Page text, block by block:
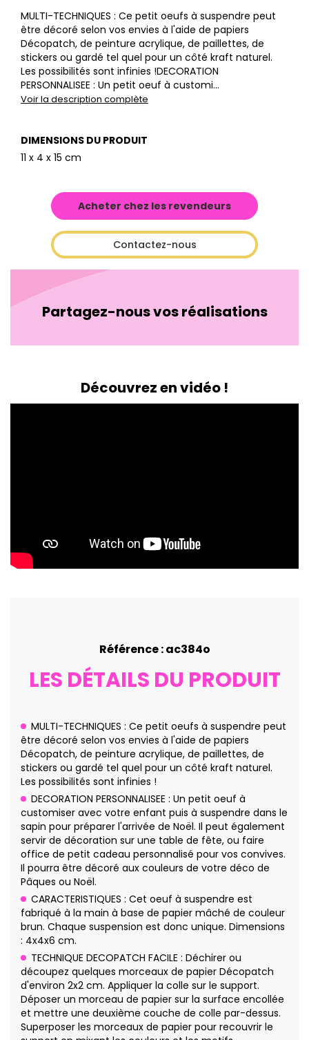
MULTI-TECHNIQUES : Ce petit oeufs à suspendre peut
être décoré selon vos envies à l'aide de papiers
Décopatch, de peinture acrylique, de paillettes, de
stickers ou gardé tel quel pour un côté kraft naturel.
Les possibilités sont infinies !DECORATION
PERSONNALISEE : Un petit oeuf à customi...
Voir la description complète
DIMENSIONS DU PRODUIT
11 x 4 x 15 cm
Acheter chez les revendeurs
Contactez-nous
Partagez-nous vos réalisations
Découvrez en vidéo !
Référence : ac384o
LES DÉTAILS DU PRODUIT
MULTI-TECHNIQUES : Ce petit oeufs à suspendre peut
être décoré selon vos envies à l'aide de papiers
Décopatch, de peinture acrylique, de paillettes, de
stickers ou gardé tel quel pour un côté kraft naturel.
Les possibilités sont infinies !
DECORATION PERSONNALISEE : Un petit oeuf à
customiser avec votre enfant puis à suspendre dans le
sapin pour préparer l'arrivée de Noël. Il peut également
servir de décoration sur une table de fête, ou faire
office de petit cadeau personnalisé pour vos convives.
Il pourra être décoré aux couleurs de votre déco de
Pâques ou Noël.
CARACTERISTIQUES : Cet oeuf à suspendre est
fabriqué à la main à base de papier mâché de couleur
brun. Chaque suspension est donc unique. Dimensions
: 4x4x6 cm.
TECHNIQUE DECOPATCH FACILE : Déchirer ou
découpez quelques morceaux de papier Décopatch
d'environ 2x2 cm. Appliquer la colle sur le support.
Déposer un morceau de papier sur la surface encollée
et mettre une deuxième couche de colle par-dessus.
Superposer les morceaux de papier pour recouvrir le